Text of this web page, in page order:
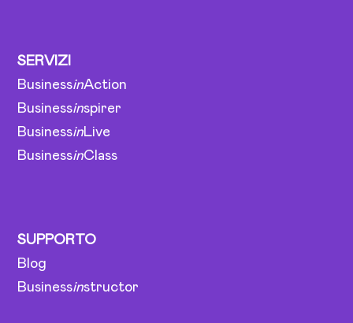
SERVIZI
BusinessinAction
Businessinspirer
BusinessinLive
BusinessinClass
SUPPORTO
Blog
Businessinstructor